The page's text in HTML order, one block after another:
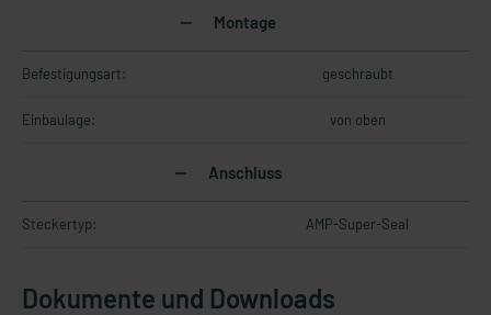
Montage
Befestigungsart: geschraubt
Einbaulage: von oben
Anschluss
Steckertyp: AMP-Super-Seal
Dokumente und Downloads